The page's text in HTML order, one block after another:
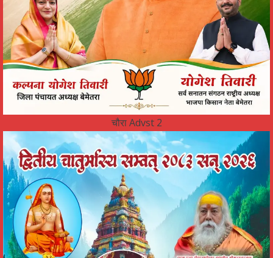
चौरा Advst 2